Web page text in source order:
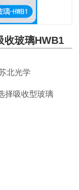
收玻璃HWB1
北光学
择吸收型玻璃